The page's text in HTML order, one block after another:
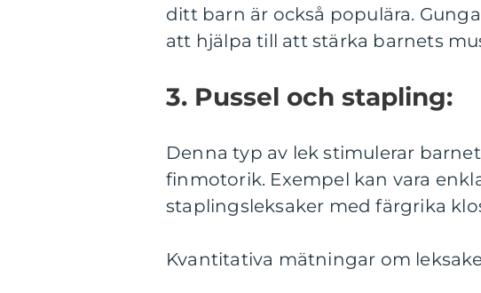
ditt barn är också populära.
att hjälpa till att stärka barnets
3. Pussel och stapling:
Denna typ av lek stimulerar
finmotorik. Exempel kan vara
staplingsleksaker med färgrika
Kvantitativa mätningar om